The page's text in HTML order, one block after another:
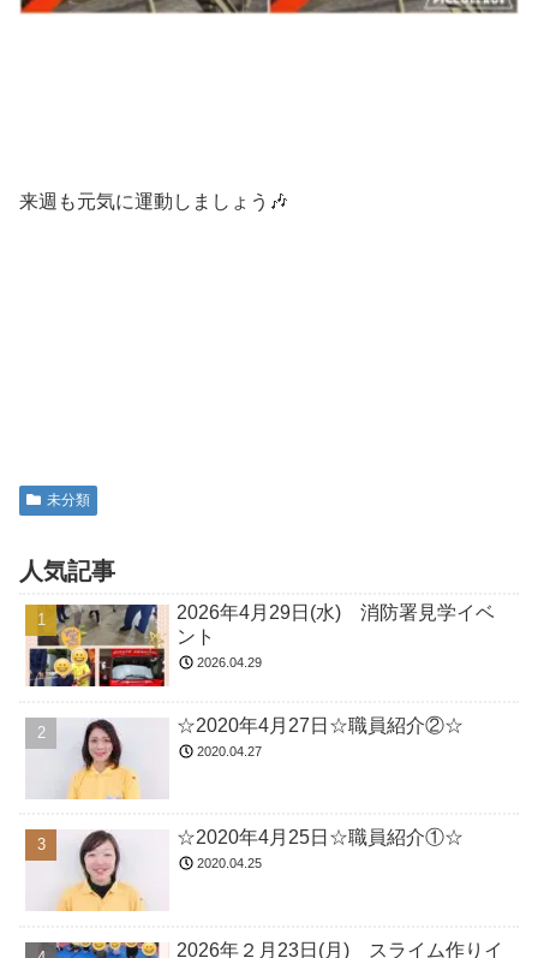
来週も元気に運動しましょう🎶
未分類
人気記事
2026年4月29日(水) 消防署見学イベ
ント
2026.04.29
☆2020年4月27日☆職員紹介②☆
2020.04.27
☆2020年4月25日☆職員紹介①☆
2020.04.25
2026年２月23日(月) スライム作りイ